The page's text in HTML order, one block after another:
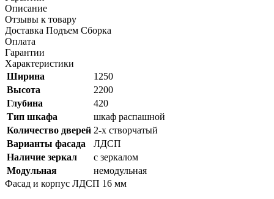
Описание
Отзывы к товару
Доставка Подъем Сборка
Оплата
Гарантии
Характеристики
Ширина
1250
Высота
2200
Глубина
420
Тип шкафа
шкаф распашной
Количество дверей 2-х створчатый
Варианты фасада
ЛДСП
Наличие зеркал
с зеркалом
Модульная
немодульная
Фасад и корпус ЛДСП 16 мм